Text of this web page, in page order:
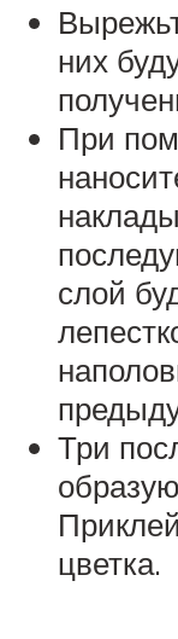
них
При
слой
Три
цветка.